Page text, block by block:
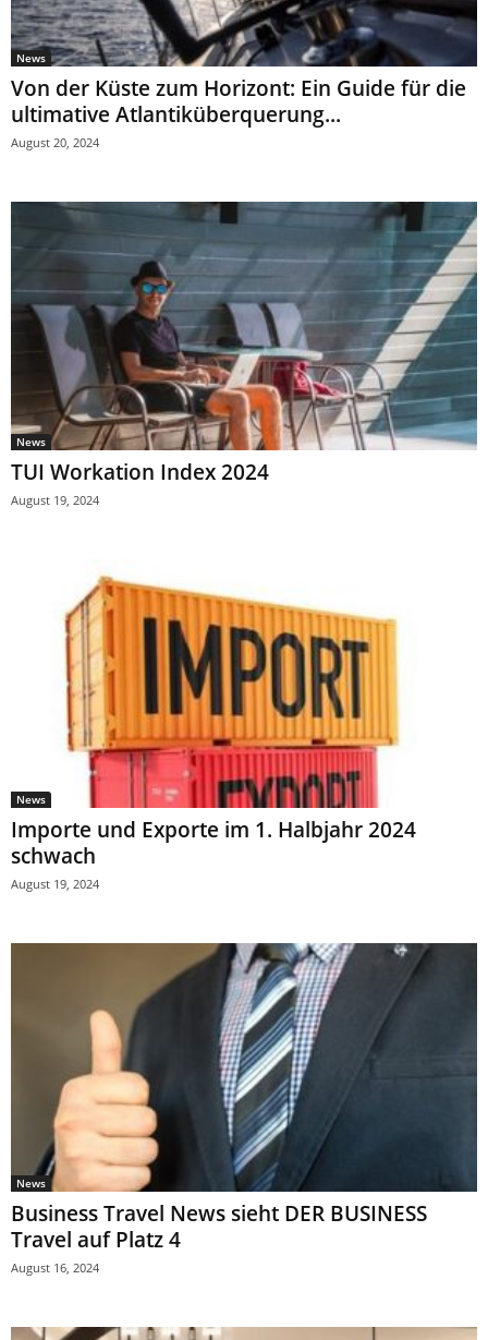
News
Von der Küste zum Horizont: Ein Guide für die
ultimative Atlantiküberquerung...
August 20, 2024
News
TUI Workation Index 2024
August 19, 2024
News
Importe und Exporte im 1. Halbjahr 2024
schwach
August 19, 2024
News
Business Travel News sieht DER BUSINESS
Travel auf Platz 4
August 16, 2024